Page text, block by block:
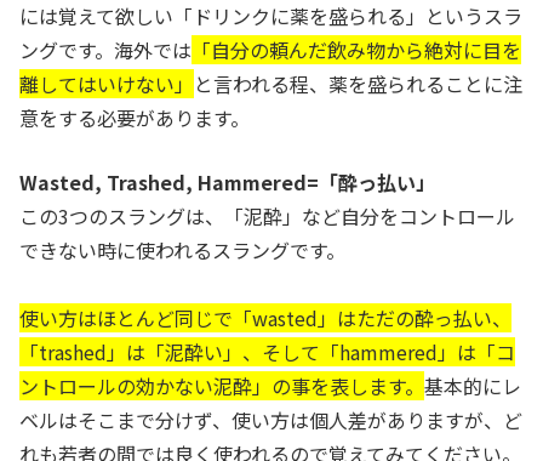
には覚えて欲しい「ドリンクに薬を盛られる」というスラ
ングです。海外では 「自分の頼んだ飲み物から絶対に目を
離してはいけない」 と言われる程、薬を盛られることに注
意をする必要があります。
Wasted, Trashed, Hammered=「酔っ払い」
この3つのスラングは、「泥酔」など自分をコントロール
できない時に使われるスラングです。
使い方はほとんど同じで「wasted」はただの酔っ払い、
「trashed」は「泥酔い」、そして「hammered」は「コ
ントロールの効かない泥酔」の事を表します。 基本的にレ
ベルはそこまで分けず、使い方は個人差がありますが、ど
れも若者の間では良く使われるので覚えてみてください。